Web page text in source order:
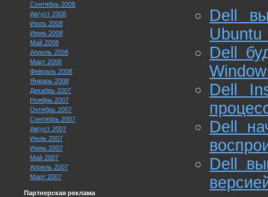
Сентябрь 2008
Август 2008
Июль 2008
Июнь 2008
Май 2008
Апрель 2008
Март 2008
Февраль 2008
Январь 2008
Декабрь 2007
Ноябрь 2007
Октябрь 2007
Сентябрь 2007
Август 2007
Июль 2007
Июнь 2007
Май 2007
Апрель 2007
Март 2007
Партнерская реклама
Dell
Ubuntu
Dell
Dell
Dell
Dell